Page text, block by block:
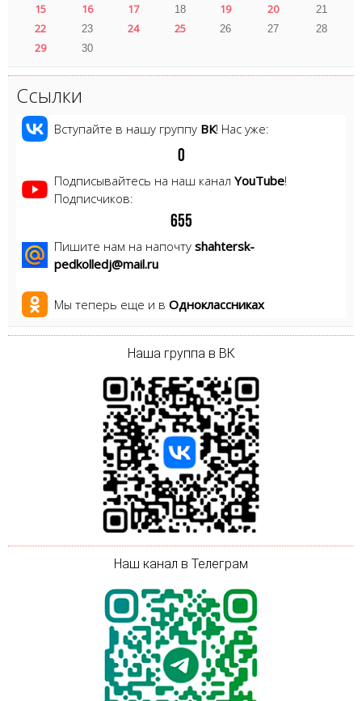
15 16 17 18 19 20 21
22 23 24 25 26 27 28
29 30
Ссылки
Вступайте в нашу группу ВК! Нас уже:
0
Подписывайтесь на наш канал YouTube!
Подписчиков:
655
Пишите нам на напочту shahtersk-
pedkolledj@mail.ru
Мы теперь еще и в Одноклассниках
Наша группа в ВК
Наш канал в Телеграм